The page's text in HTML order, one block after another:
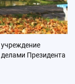
Президента